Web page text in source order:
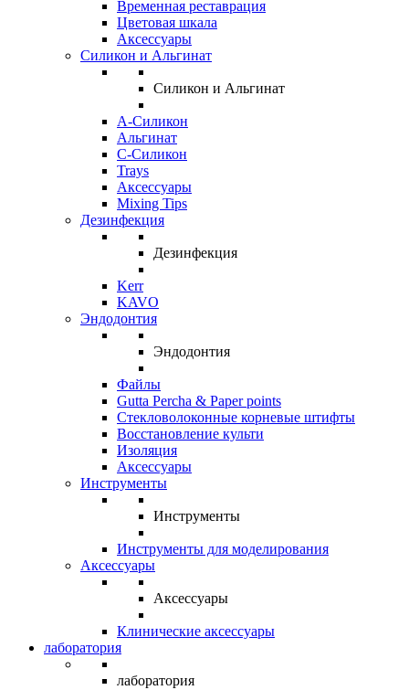
Временная реставрация
Цветовая шкала
Аксессуары
Силикон и Альгинат
Силикон и Альгинат
A-Силикон
Альгинат
C-Силикон
Trays
Аксессуары
Mixing Tips
Дезинфекция
Дезинфекция
Kerr
KAVO
Эндодонтия
Эндодонтия
Файлы
Gutta Percha & Paper points
Стекловолоконные корневые штифты
Восстановление культи
Изоляция
Аксессуары
Инструменты
Инструменты
Инструменты для моделирования
Аксессуары
Аксессуары
Клинические аксессуары
лаборатория
лаборатория